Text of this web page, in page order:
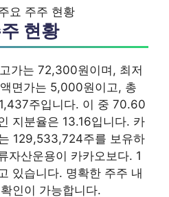
요 주주 현황
현황
가는 72,300원이며, 최저
면가는 5,000원이고, 총
주입니다. 이 중 70.60
지분율은 13.16입니다. 카
129,533,724주를 보유하
자산운용이 카카오보다. 1
있습니다. 명확한 주주 내
인이 가능합니다.